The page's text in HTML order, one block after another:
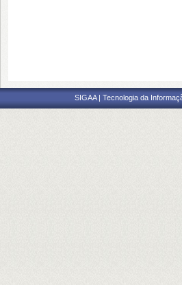
SIGAA | Tecnologia da